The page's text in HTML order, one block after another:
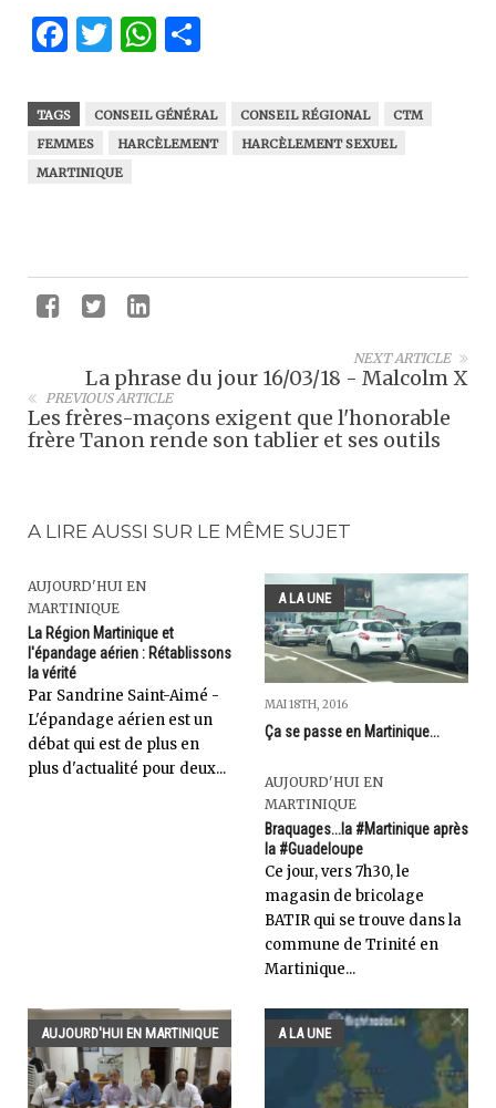
Facebook
Twitter
WhatsApp
TAGS CONSEIL GÉNÉRAL CONSEIL RÉGIONAL
CTM
FEMMES
HARCÈLEMENT
HARCÈLEMENT SEXUEL
MARTINIQUE
NEXT ARTICLE
La phrase du jour 16/03/18 - Malcolm X
PREVIOUS ARTICLE
Les frères-maçons exigent que l'honorable
frère Tanon rende son tablier et ses outils
A LIRE AUSSI SUR LE MÊME SUJET
AUJOURD'HUI EN
MARTINIQUE
La Région Martinique et
l'épandage aérien : Rétablissons
la vérité
Par Sandrine Saint-Aimé -
L'épandage aérien est un
débat qui est de plus en
plus d'actualité pour deux...
A LA UNE
MAI 18TH, 2016
Ça se passe en Martinique...
AUJOURD'HUI EN
MARTINIQUE
Braquages...la #Martinique après
la #Guadeloupe
Ce jour, vers 7h30, le
magasin de bricolage
BATIR qui se trouve dans la
commune de Trinité en
Martinique...
AUJOURD'HUI EN MARTINIQUE A LA UNE